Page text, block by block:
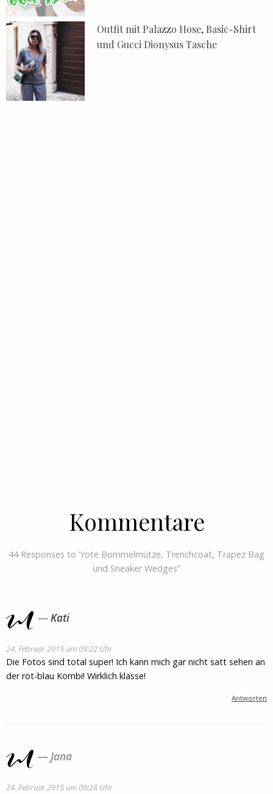
Outfit mit Palazzo Hose, Basic-Shirt
und Gucci Dionysus Tasche
Kommentare
44 Responses to “rote Bommelmütze, Trenchcoat, Trapez Bag
und Sneaker Wedges”
Kati
24. Februar 2015 um 09:22 Uhr
Die Fotos sind total super! Ich kann mich gar nicht satt sehen an
der rot-blau Kombi! Wirklich klasse!
Antworten
Jana
24. Februar 2015 um 09:28 Uhr